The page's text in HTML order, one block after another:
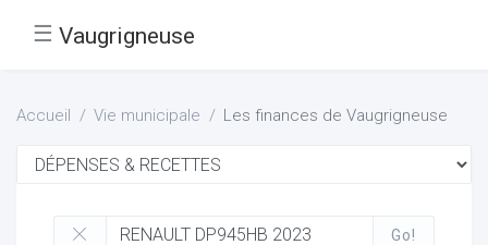
☰ Vaugrigneuse
Accueil Vie municipale Les finances de Vaugrigneuse
Go!